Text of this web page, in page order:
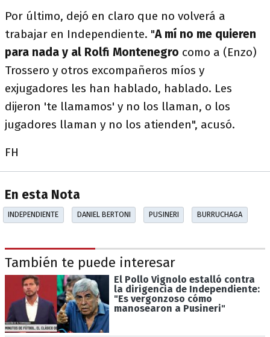
Por último, dejó en claro que no volverá a
trabajar en Independiente. "A mí no me quieren
para nada y al Rolfi Montenegro como a (Enzo)
Trossero y otros excompañeros míos y
exjugadores les han hablado, hablado. Les
dijeron 'te llamamos' y no los llaman, o los
jugadores llaman y no los atienden", acusó.
FH
En esta Nota
INDEPENDIENTE DANIEL BERTONI PUSINERI BURRUCHAGA
También te puede interesar
El Pollo Vignolo estalló contra
la dirigencia de Independiente:
"Es vergonzoso cómo
manosearon a Pusineri"